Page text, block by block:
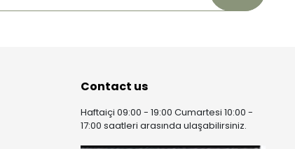
Contact us
Haftaiçi 09:00 - 19:00 Cumartesi 10:00 -
17:00 saatleri arasında ulaşabilirsiniz.